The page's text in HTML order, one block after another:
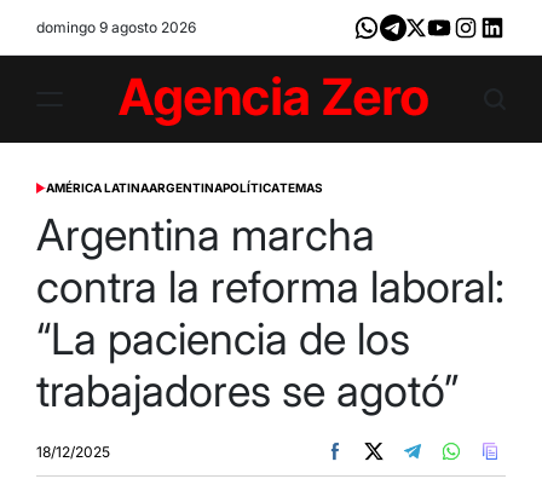
domingo 9 agosto 2026 Whatsapp
Telegram
X YoutubeInstagram
Zero
POSTED
AMÉRICA LATINAARGENTINAPOLÍTICATEMAS
Argentina marcha
contra la reforma laboral:
“La paciencia de los
trabajadores se agotó”
18/12/2025